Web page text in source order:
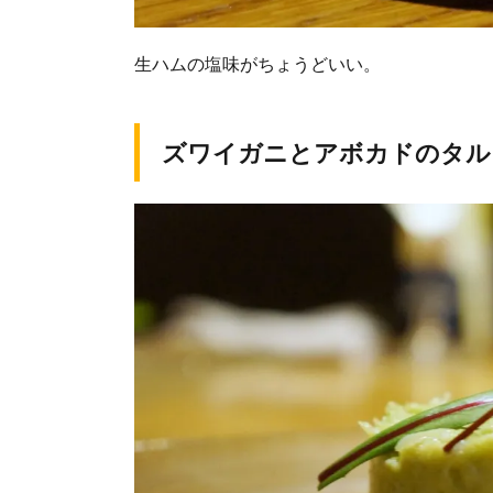
生ハムの塩味がちょうどいい。
ズワイガニとアボカドのタ